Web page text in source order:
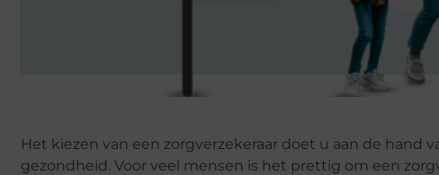
Het kiezen van een zorgverzekeraar doet u aan de hand
gezondheid. Voor veel mensen is het prettig om een